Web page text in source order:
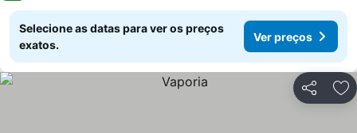
Selecione as datas para ver os preços
exatos.
Ver preços
Partilhar